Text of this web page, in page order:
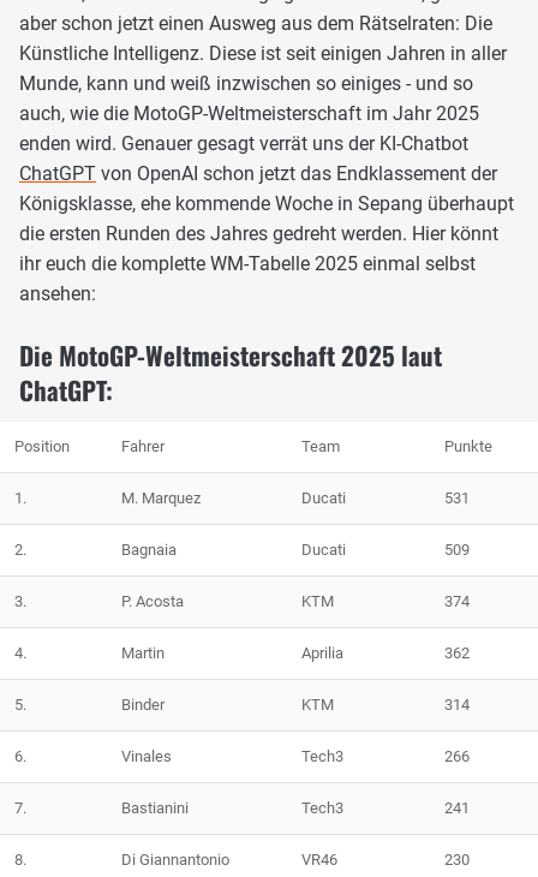
aber schon jetzt einen Ausweg aus dem Rätselraten: Die
Künstliche Intelligenz. Diese ist seit einigen Jahren in aller
Munde, kann und weiß inzwischen so einiges - und so
auch, wie die MotoGP-Weltmeisterschaft im Jahr 2025
enden wird. Genauer gesagt verrät uns der KI-Chatbot
ChatGPT von OpenAI schon jetzt das Endklassement der
Königsklasse, ehe kommende Woche in Sepang überhaupt
die ersten Runden des Jahres gedreht werden. Hier könnt
ihr euch die komplette WM-Tabelle 2025 einmal selbst
ansehen:
Die MotoGP-Weltmeisterschaft 2025 laut
ChatGPT:
Position Fahrer Team Punkte
1. M. Marquez Ducati 531
2. Bagnaia Ducati 509
3. P. Acosta KTM 374
4. Martin Aprilia 362
5. Binder KTM 314
6. Vinales Tech3 266
7. Bastianini Tech3 241
8. Di Giannantonio VR46 230